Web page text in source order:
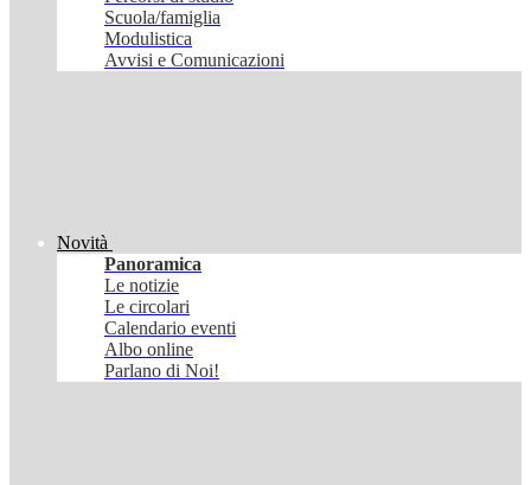
Scuola/famiglia
Modulistica
Avvisi e Comunicazioni
Novità
Panoramica
Le notizie
Le circolari
Calendario eventi
Albo online
Parlano di Noi!